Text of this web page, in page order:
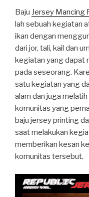
Baju Jersey Mancing
lah sebuah kegiatan
ikan dengan
dari jor, tali, kail dan
kegiatan yang dapat
pada seseorang.
satu kegiatan yang
alam dan juga
komunitas yang
baju jersey printing
saat melakukan
memberikan kesan
komunitas tersebut.